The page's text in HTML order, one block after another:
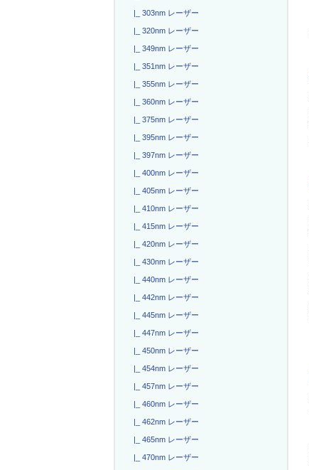
|_ 303nm レーザー
|_ 320nm レーザー
|_ 349nm レーザー
|_ 351nm レーザー
|_ 355nm レーザー
|_ 360nm レーザー
|_ 375nm レーザー
|_ 395nm レーザー
|_ 397nm レーザー
|_ 400nm レーザー
|_ 405nm レーザー
|_ 410nm レーザー
|_ 415nm レーザー
|_ 420nm レーザー
|_ 430nm レーザー
|_ 440nm レーザー
|_ 442nm レーザー
|_ 445nm レーザー
|_ 447nm レーザー
|_ 450nm レーザー
|_ 454nm レーザー
|_ 457nm レーザー
|_ 460nm レーザー
|_ 462nm レーザー
|_ 465nm レーザー
|_ 470nm レーザー